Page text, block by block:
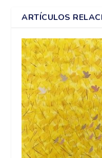
ARTÍCULOS